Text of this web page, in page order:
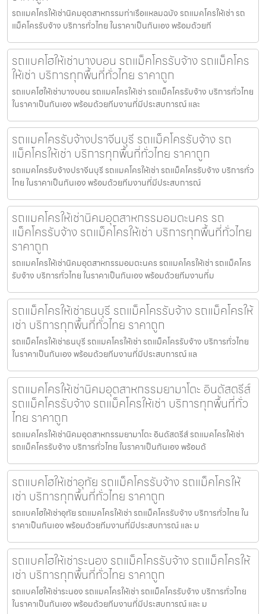
รถแมคโครให้เช่านิคมอุตสาหกรรมท่าเรือแหลมฉบัง รถแมคโครให้เช่า รถ
แม็คโครรับจ้าง บริการทั่วไทย ในราคาเป็นกันเอง พร้อมด้วยที
รถแบคโฮให้เช่าบางบอน รถแม็คโครรับจ้าง รถแม็คโคร
ให้เช่า บริการทุกพื้นที่ทั่วไทย ราคาถูก
รถแบคโฮให้เช่าบางบอน รถแมคโครให้เช่า รถแม็คโครรับจ้าง บริการทั่วไทย
ในราคาเป็นกันเอง พร้อมด้วยทีมงานที่มีประสบการณ์ และ
รถแมคโครรับจ้างปราจีนบุรี รถแม็คโครรับจ้าง รถ
แม็คโครให้เช่า บริการทุกพื้นที่ทั่วไทย ราคาถูก
รถแมคโครรับจ้างปราจีนบุรี รถแมคโครให้เช่า รถแม็คโครรับจ้าง บริการทั่ว
ไทย ในราคาเป็นกันเอง พร้อมด้วยทีมงานที่มีประสบการณ์
รถแมคโครให้เช่านิคมอุตสาหกรรมอมตะนคร รถ
แม็คโครรับจ้าง รถแม็คโครให้เช่า บริการทุกพื้นที่ทั่วไทย
ราคาถูก
รถแมคโครให้เช่านิคมอุตสาหกรรมอมตะนคร รถแมคโครให้เช่า รถแม็คโคร
รับจ้าง บริการทั่วไทย ในราคาเป็นกันเอง พร้อมด้วยทีมงานที่ม
รถแม็คโครให้เช่าธนบุรี รถแม็คโครรับจ้าง รถแม็คโครให้
เช่า บริการทุกพื้นที่ทั่วไทย ราคาถูก
รถแม็คโครให้เช่าธนบุรี รถแมคโครให้เช่า รถแม็คโครรับจ้าง บริการทั่วไทย
ในราคาเป็นกันเอง พร้อมด้วยทีมงานที่มีประสบการณ์ แล
รถแมคโครให้เช่านิคมอุตสาหกรรมยามาโตะ อินดัสตรีส์
รถแม็คโครรับจ้าง รถแม็คโครให้เช่า บริการทุกพื้นที่ทั่ว
ไทย ราคาถูก
รถแมคโครให้เช่านิคมอุตสาหกรรมยามาโตะ อินดัสตรีส์ รถแมคโครให้เช่า
รถแม็คโครรับจ้าง บริการทั่วไทย ในราคาเป็นกันเอง พร้อมด้
รถแบคโฮให้เช่าอุทัย รถแม็คโครรับจ้าง รถแม็คโครให้
เช่า บริการทุกพื้นที่ทั่วไทย ราคาถูก
รถแบคโฮให้เช่าอุทัย รถแมคโครให้เช่า รถแม็คโครรับจ้าง บริการทั่วไทย ใน
ราคาเป็นกันเอง พร้อมด้วยทีมงานที่มีประสบการณ์ และ ม
รถแบคโฮให้เช่าระนอง รถแม็คโครรับจ้าง รถแม็คโครให้
เช่า บริการทุกพื้นที่ทั่วไทย ราคาถูก
รถแบคโฮให้เช่าระนอง รถแมคโครให้เช่า รถแม็คโครรับจ้าง บริการทั่วไทย
ในราคาเป็นกันเอง พร้อมด้วยทีมงานที่มีประสบการณ์ และ ม